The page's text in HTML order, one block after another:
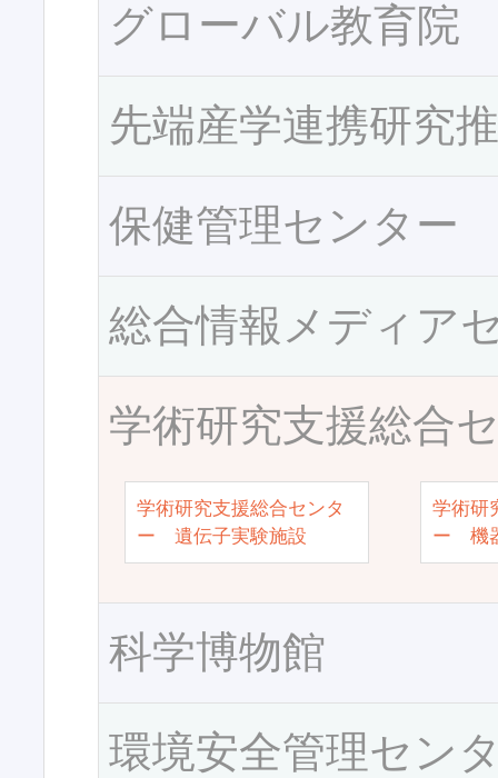
グローバル教育院
先端産学連携研究
保健管理センター
総合情報メディア
学術研究支援総合
学術研究支援総合センタ
ー 遺伝子実験施設
学術研
ー 機
科学博物館
環境安全管理セン